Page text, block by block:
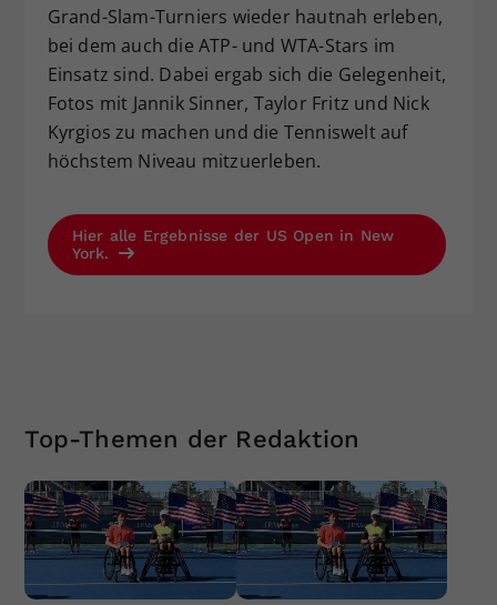
Grand-Slam-Turniers wieder hautnah erleben,
bei dem auch die ATP- und WTA-Stars im
Einsatz sind. Dabei ergab sich die Gelegenheit,
Fotos mit Jannik Sinner, Taylor Fritz und Nick
Kyrgios zu machen und die Tenniswelt auf
höchstem Niveau mitzuerleben.
Hier alle Ergebnisse der US Open in New
York.
Top-Themen der Redaktion